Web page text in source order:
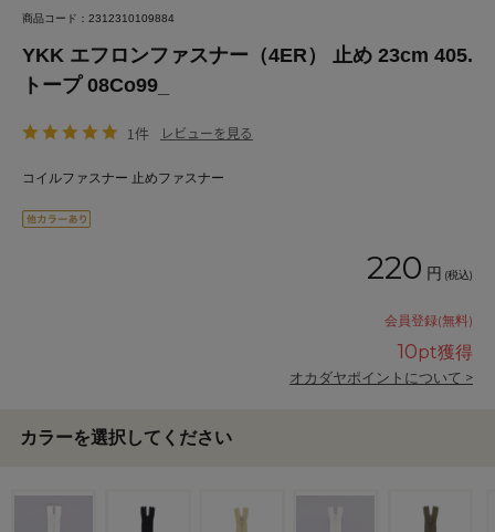
商品コード：2312310109884
YKK エフロンファスナー（4ER） 止め 23cm 405.
トープ 08Co99_
1件 レビューを見る
コイルファスナー 止めファスナー
220 円 (税込)
会員登録(無料)
10pt獲得
オカダヤポイントについて >
カラーを選択してください